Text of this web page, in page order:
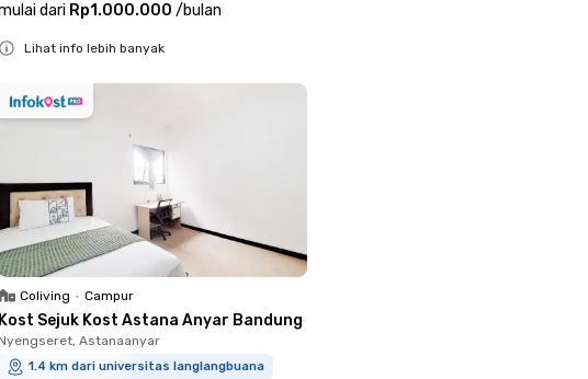
dari Rp1.000.000 /bulan
Lihat info lebih banyak
Coliving • Campur
Kost Sejuk Kost Astana Anyar Bandung
Astanaanyar
1.4 km dari universitas langlangbuana